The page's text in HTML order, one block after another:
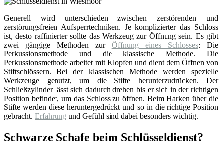
Generell wird unterschieden zwischen zerstörenden und
zerstörungsfreien Aufsperrtechniken. Je komplizierter das Schloss
ist, desto raffinierter sollte das Werkzeug zur Öffnung sein. Es gibt
zwei gängige Methoden zur Öffnung eines Schlosses: Die
Perkussionsmethode und die klassische Methode. Die
Perkussionsmethode arbeitet mit Klopfen und dient dem Öffnen von
Stiftschlössern. Bei der klassischen Methode werden spezielle
Werkzeuge genutzt, um die Stifte herunterzudrücken. Der
Schließzylinder lässt sich dadurch drehen bis er sich in der richtigen
Position befindet, um das Schloss zu öffnen. Beim Harken über die
Stifte werden diese heruntergedrückt und so in die richtige Position
gebracht. Erfahrung und Gefühl sind dabei besonders wichtig.
Schwarze Schafe beim Schlüsseldienst?